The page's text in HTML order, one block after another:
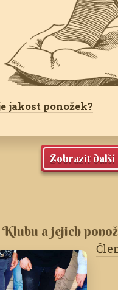
jakost ponožek?
Zobrazit další
Klubu a jejich